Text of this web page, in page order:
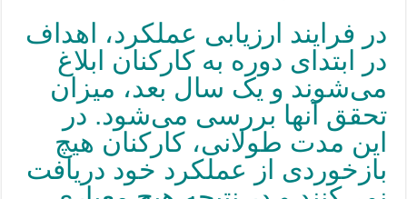
در فرایند ارزیابی عملکرد، اهداف
در ابتدای دوره به کارکنان ابلاغ
می‌شوند و یک سال بعد، میزان
تحقق آنها بررسی می‌شود. در
این مدت طولانی، کارکنان هیچ
بازخوردی از عملکرد خود دریافت